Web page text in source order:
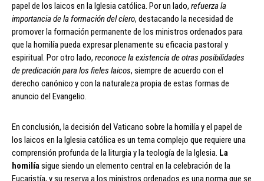
papel de los laicos en la Iglesia católica. Por un lado, refuerza la
importancia de la formación del clero, destacando la necesidad de
promover la formación permanente de los ministros ordenados para
que la homilía pueda expresar plenamente su eficacia pastoral y
espiritual. Por otro lado, reconoce la existencia de otras posibilidades
de predicación para los fieles laicos, siempre de acuerdo con el
derecho canónico y con la naturaleza propia de estas formas de
anuncio del Evangelio.
En conclusión, la decisión del Vaticano sobre la homilía y el papel de
los laicos en la Iglesia católica es un tema complejo que requiere una
comprensión profunda de la liturgia y la teología de la Iglesia. La
homilíasigue siendo un elemento central en la celebración de la
Eucaristía, y su reserva a los ministros ordenados es una norma que se